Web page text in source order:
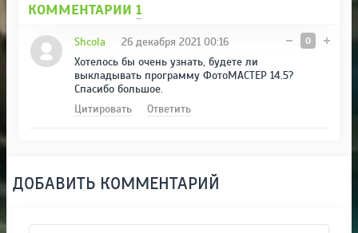
КОММЕНТАРИИ 1
0
Shcola
26 декабря 2021 00:16
Хотелось бы очень узнать, будете ли
выкладывать программу ФотоМАСТЕР 14.5?
Спасибо большое.
Цитировать
Ответить
ДОБАВИТЬ КОММЕНТАРИЙ